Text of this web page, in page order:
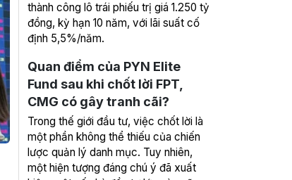
thành công lô trái phiếu trị giá 1.250 tỷ
đồng, kỳ hạn 10 năm, với lãi suất cố
định 5,5%/năm.
Quan điểm của PYN Elite
Fund sau khi chốt lời FPT,
CMG có gây tranh cãi?
Trong thế giới đầu tư, việc chốt lời là
một phần không thể thiếu của chiến
lược quản lý danh mục. Tuy nhiên,
một hiện tượng đáng chú ý đã xuất